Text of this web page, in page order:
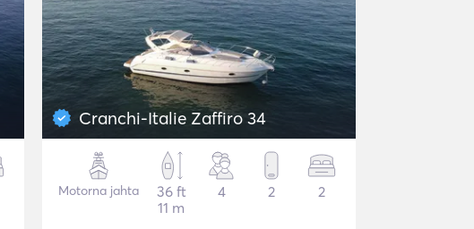
Cranchi-Italie Zaffiro 34
Motorna jahta
36 ft
11 m
4 2 2